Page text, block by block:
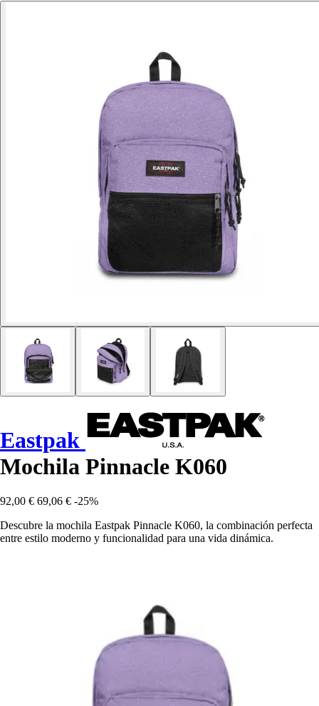
Eastpak
Mochila Pinnacle K060
92,00 € 69,06 € -25%
Descubre la mochila Eastpak Pinnacle K060, la combinación perfecta
entre estilo moderno y funcionalidad para una vida dinámica.